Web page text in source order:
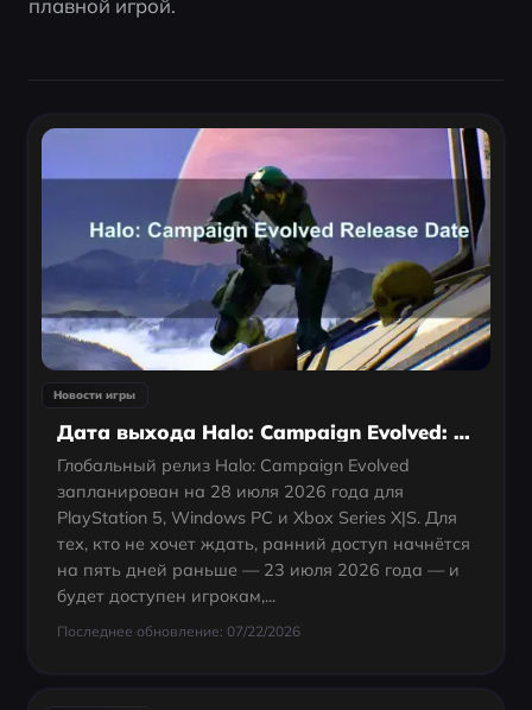
плавной игрой.
Новости игры
Дата выхода Halo: Campaign Evolved: платформы, ранний доступ и Game Pass
Глобальный релиз Halo: Campaign Evolved
запланирован на 28 июля 2026 года для
PlayStation 5, Windows PC и Xbox Series X|S. Для
тех, кто не хочет ждать, ранний доступ начнётся
на пять дней раньше — 23 июля 2026 года — и
будет доступен игрокам,...
Последнее обновление: 07/22/2026